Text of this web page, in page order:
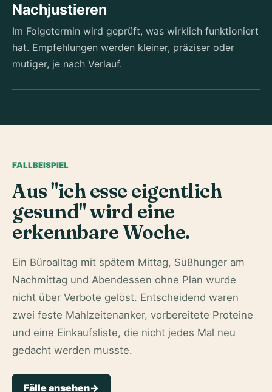
Nachjustieren
Im Folgetermin wird geprüft, was wirklich funktioniert
hat. Empfehlungen werden kleiner, präziser oder
mutiger, je nach Verlauf.
FALLBEISPIEL
Aus "ich esse eigentlich
gesund" wird eine
erkennbare Woche.
Ein Büroalltag mit spätem Mittag, Süßhunger am
Nachmittag und Abendessen ohne Plan wurde
nicht über Verbote gelöst. Entscheidend waren
zwei feste Mahlzeitenanker, vorbereitete Proteine
und eine Einkaufsliste, die nicht jedes Mal neu
gedacht werden musste.
Fälle ansehen->